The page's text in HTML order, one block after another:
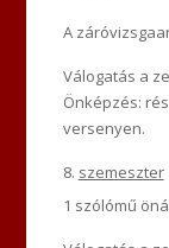
A
Válogatás a
Önképzés:
versenyen.
szemeszter
1 szólómű